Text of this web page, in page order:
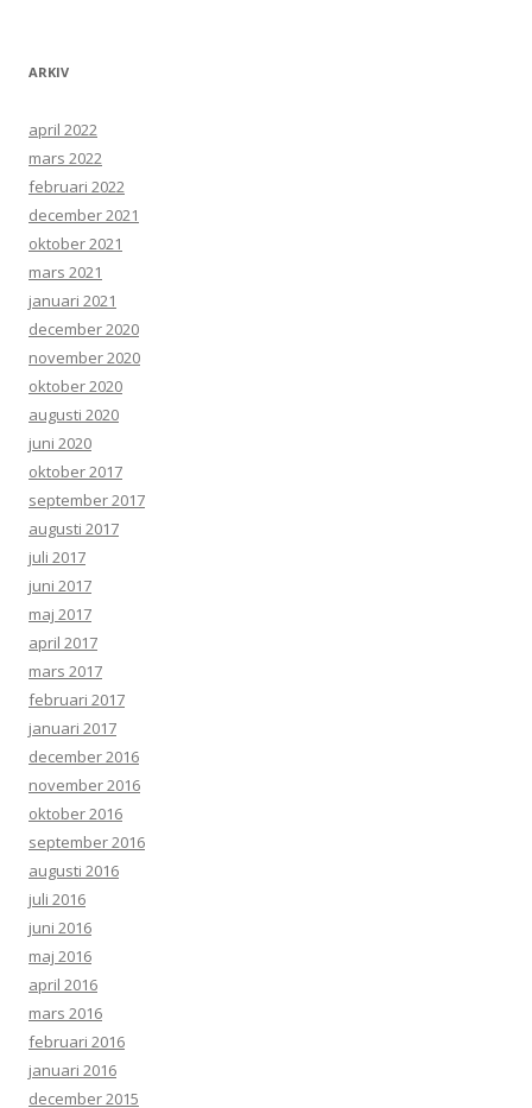
ARKIV
april 2022
mars 2022
februari 2022
december 2021
oktober 2021
mars 2021
januari 2021
december 2020
november 2020
oktober 2020
augusti 2020
juni 2020
oktober 2017
september 2017
augusti 2017
juli 2017
juni 2017
maj 2017
april 2017
mars 2017
februari 2017
januari 2017
december 2016
november 2016
oktober 2016
september 2016
augusti 2016
juli 2016
juni 2016
maj 2016
april 2016
mars 2016
februari 2016
januari 2016
december 2015